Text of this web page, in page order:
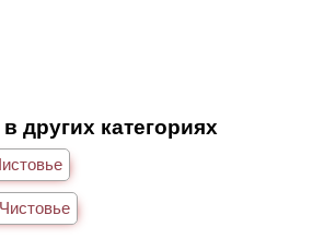
других категориях